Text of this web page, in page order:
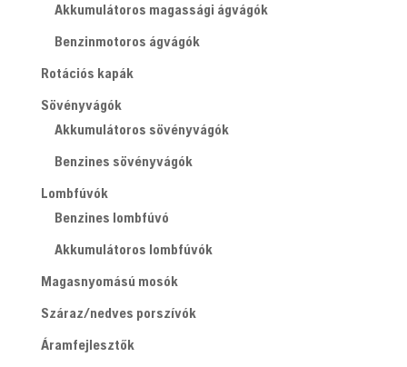
Akkumulátoros magassági ágvágók
Benzinmotoros ágvágók
Rotációs kapák
Sövényvágók
Akkumulátoros sövényvágók
Benzines sövényvágók
Lombfúvók
Benzines lombfúvó
Akkumulátoros lombfúvók
Magasnyomású mosók
Száraz/nedves porszívók
Áramfejlesztők